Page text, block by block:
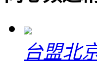
台盟北